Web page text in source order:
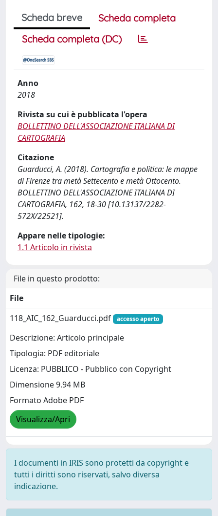
Scheda breve
Scheda completa
Scheda completa (DC)
Anno
2018
Rivista su cui è pubblicata l'opera
BOLLETTINO DELL'ASSOCIAZIONE ITALIANA DI
CARTOGRAFIA
Citazione
Guarducci, A. (2018). Cartografia e politica: le mappe
di Firenze tra metà Settecento e metà Ottocento.
BOLLETTINO DELL'ASSOCIAZIONE ITALIANA DI
CARTOGRAFIA, 162, 18-30 [10.13137/2282-
572X/22521].
Appare nelle tipologie:
1.1 Articolo in rivista
File in questo prodotto:
File
118_AIC_162_Guarducci.pdf
accesso aperto
Descrizione: Articolo principale
Tipologia: PDF editoriale
Licenza: PUBBLICO - Pubblico con Copyright
Dimensione 9.94 MB
Formato Adobe PDF
Visualizza/Apri
I documenti in IRIS sono protetti da copyright e
tutti i diritti sono riservati, salvo diversa
indicazione.